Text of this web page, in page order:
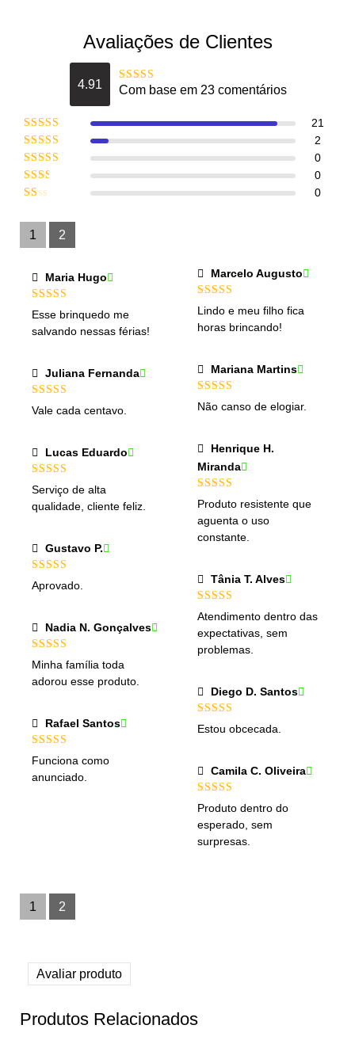
Avaliações de Clientes
4.91 Com base em 23 comentários
21
2
0
0
0
1 2
Maria Hugo
Esse brinquedo me
salvando nessas férias!
Juliana Fernanda
Vale cada centavo.
Lucas Eduardo
Serviço de alta
qualidade, cliente feliz.
Gustavo P.
Aprovado.
Nadia N. Gonçalves
Minha família toda
adorou esse produto.
Rafael Santos
Funciona como
anunciado.
Marcelo Augusto
Lindo e meu filho fica
horas brincando!
Mariana Martins
Não canso de elogiar.
Miranda
Produto resistente que
aguenta o uso
constante.
Tânia T. Alves
Atendimento dentro das
expectativas, sem
problemas.
Diego D. Santos
Estou obcecada.
Camila C. Oliveira
Produto dentro do
esperado, sem
surpresas.
1 2
Avaliar produto
Produtos Relacionados